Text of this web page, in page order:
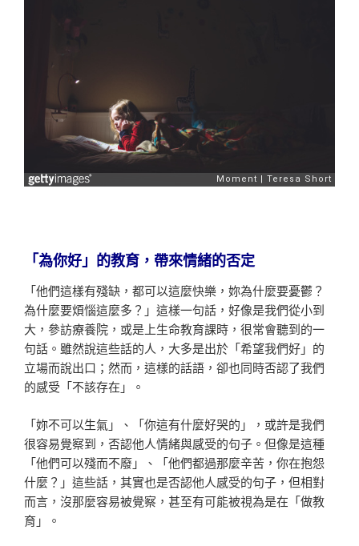
「為你好」的教育，帶來情緒的否定
「他們這樣有殘缺，都可以這麼快樂，妳為什麼要憂鬱？
為什麼要煩惱這麼多？」這樣一句話，好像是我們從小到
大，參訪療養院，或是上生命教育課時，很常會聽到的一
句話。雖然說這些話的人，大多是出於「希望我們好」的
立場而說出口；然而，這樣的話語，卻也同時否認了我們
的感受「不該存在」。
「妳不可以生氣」、「你這有什麼好哭的」，或許是我們
很容易覺察到，否認他人情緒與感受的句子。但像是這種
「他們可以殘而不廢」、「他們都過那麼辛苦，你在抱怨
什麼？」這些話，其實也是否認他人感受的句子，但相對
而言，沒那麼容易被覺察，甚至有可能被視為是在「做教
育」。